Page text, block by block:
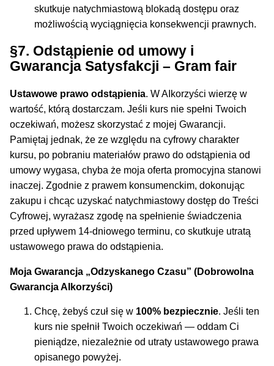
skutkuje natychmiastową blokadą dostępu oraz
możliwością wyciągnięcia konsekwencji prawnych.
§7. Odstąpienie od umowy i
Gwarancja Satysfakcji – Gram fair
Ustawowe prawo odstąpienia. W AIkorzyści wierzę w
wartość, którą dostarczam. Jeśli kurs nie spełni Twoich
oczekiwań, możesz skorzystać z mojej Gwarancji.
Pamiętaj jednak, że ze względu na cyfrowy charakter
kursu, po pobraniu materiałów prawo do odstąpienia od
umowy wygasa, chyba że moja oferta promocyjna stanowi
inaczej. Zgodnie z prawem konsumenckim, dokonując
zakupu i chcąc uzyskać natychmiastowy dostęp do Treści
Cyfrowej, wyrażasz zgodę na spełnienie świadczenia
przed upływem 14-dniowego terminu, co skutkuje utratą
ustawowego prawa do odstąpienia.
Moja Gwarancja „Odzyskanego Czasu” (Dobrowolna
Gwarancja AIkorzyści)
Chcę, żebyś czuł się w 100% bezpiecznie. Jeśli ten
kurs nie spełnił Twoich oczekiwań — oddam Ci
pieniądze, niezależnie od utraty ustawowego prawa
opisanego powyżej.